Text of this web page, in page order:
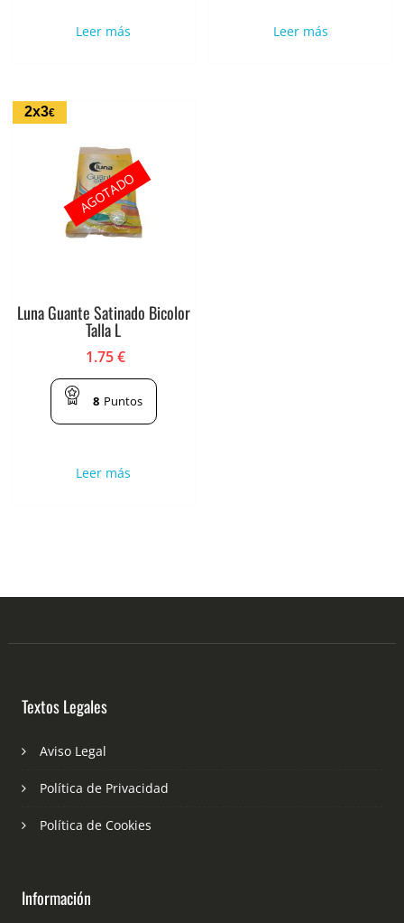
Leer más Leer más
2x3€
Luna Guante Satinado Bicolor
Talla L
1.75€
8 Puntos
Leer más
AGOTADO
Textos Legales
Aviso Legal
Política de Privacidad
Política de Cookies
Información